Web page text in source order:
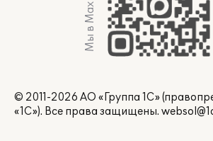
Мы в Max
© 2011-2026 АО «Группа 1С»
«1С»). Все права защищены.